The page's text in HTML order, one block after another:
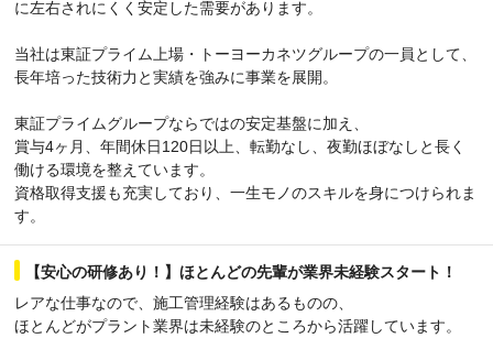
に左右されにくく安定した需要があります。
当社は東証プライム上場・トーヨーカネツグループの一員として、
長年培った技術力と実績を強みに事業を展開。
東証プライムグループならではの安定基盤に加え、
賞与4ヶ月、年間休日120日以上、転勤なし、夜勤ほぼなしと長く
働ける環境を整えています。
資格取得支援も充実しており、一生モノのスキルを身につけられま
す。
【安心の研修あり！】ほとんどの先輩が業界未経験スタート！
レアな仕事なので、施工管理経験はあるものの、
ほとんどがプラント業界は未経験のところから活躍しています。